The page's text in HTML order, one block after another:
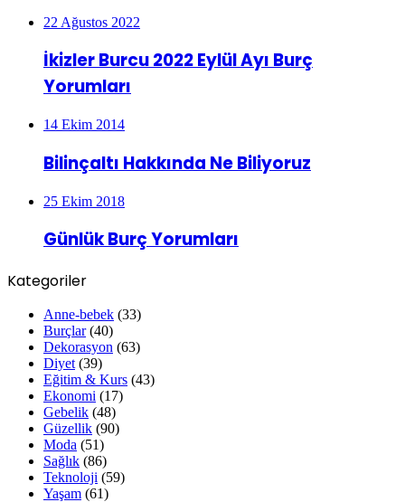
22 Ağustos 2022
İkizler Burcu 2022 Eylül Ayı Burç
Yorumları
14 Ekim 2014
Bilinçaltı Hakkında Ne Biliyoruz
25 Ekim 2018
Günlük Burç Yorumları
Kategoriler
Anne-bebek (33)
Burçlar(40)
Dekorasyon (63)
Diyet (39)
Eğitim & Kurs (43)
Ekonomi (17)
Gebelik (48)
Güzellik (90)
Moda (51)
Sağlık (86)
Teknoloji (59)
Yaşam (61)